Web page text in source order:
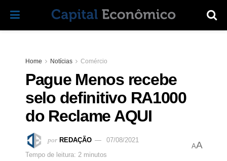
Home Notícias Comércio
Pague Menos recebe
selo definitivo RA1000
do Reclame AQUI
por REDAÇÃO
07/08/2021
Tempo de leitura: 2 minutos
AA